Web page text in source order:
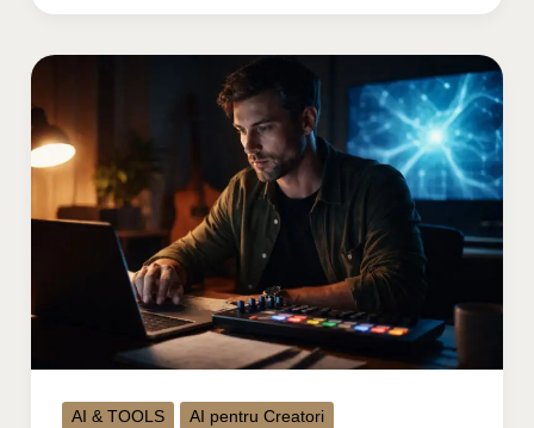
AI & TOOLS AI pentru Creatori